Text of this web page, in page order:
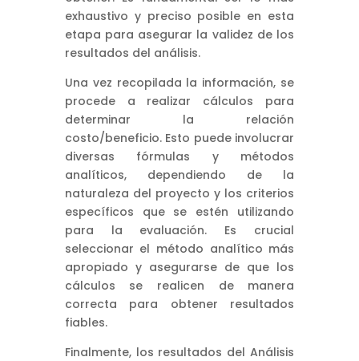
exhaustivo y preciso posible en esta
etapa para asegurar la validez de los
resultados del análisis.
Una vez recopilada la información, se
procede a realizar cálculos para
determinar la relación
costo/beneficio. Esto puede involucrar
diversas fórmulas y métodos
analíticos, dependiendo de la
naturaleza del proyecto y los criterios
específicos que se estén utilizando
para la evaluación. Es crucial
seleccionar el método analítico más
apropiado y asegurarse de que los
cálculos se realicen de manera
correcta para obtener resultados
fiables.
Finalmente, los resultados del Análisis